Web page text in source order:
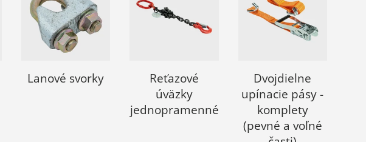
Lanové svorky
Reťazové
úväzky
jednopramenné
Dvojdielne
upínacie pásy -
komplety
(pevné a voľné